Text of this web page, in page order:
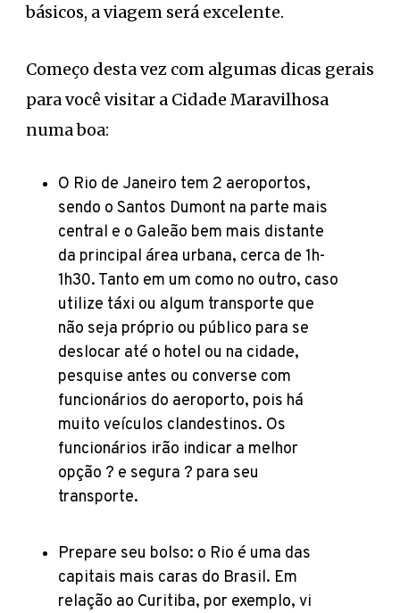
básicos, a viagem será excelente.
Começo desta vez com algumas dicas gerais
para você visitar a Cidade Maravilhosa
numa boa:
O Rio de Janeiro tem 2 aeroportos,
sendo o Santos Dumont na parte mais
central e o Galeão bem mais distante
da principal área urbana, cerca de 1h-
1h30. Tanto em um como no outro, caso
utilize táxi ou algum transporte que
não seja próprio ou público para se
deslocar até o hotel ou na cidade,
pesquise antes ou converse com
funcionários do aeroporto, pois há
muito veículos clandestinos. Os
funcionários irão indicar a melhor
opção ? e segura ? para seu
transporte.
Prepare seu bolso: o Rio é uma das
capitais mais caras do Brasil. Em
relação ao Curitiba, por exemplo, vi